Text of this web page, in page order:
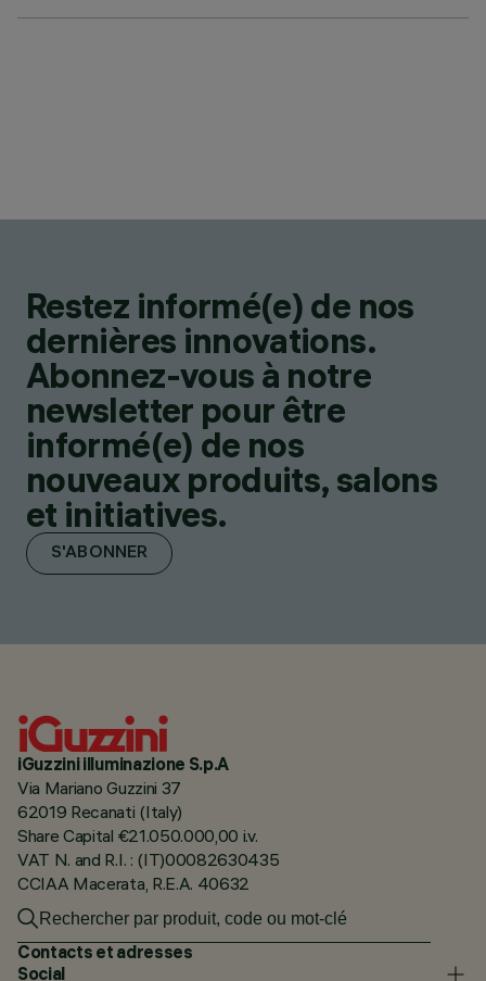
Restez informé(e) de nos
dernières innovations.
Abonnez-vous à notre
newsletter pour être
informé(e) de nos
nouveaux produits, salons
et initiatives.
S'ABONNER
iGuzzini illuminazione S.p.A
Via Mariano Guzzini 37
62019 Recanati (Italy)
Share Capital €21.050.000,00 i.v.
VAT N. and R.I. : (IT)00082630435
CCIAA Macerata, R.E.A. 40632
Contacts et adresses
Social